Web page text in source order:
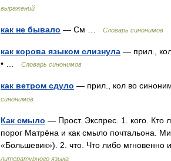
выражений
как не бывало — См … Словарь синонимов
как корова языком слизнула — прил.,
• …
Словарь синонимов
как ветром сдуло — прил., кол во
синонимов
Как смыло — Прост. Экспрес. 1. кого. Кто
порог Матрёна и как смыло почтальона.
«Большевик»). 2. что. Что либо мгновенно
литературного языка